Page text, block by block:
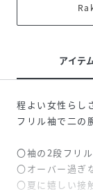
アイテ
程よい女性らし
フリル袖で二の
〇袖の2段フリ
〇オーバー過ぎ
〇夏に嬉しい接